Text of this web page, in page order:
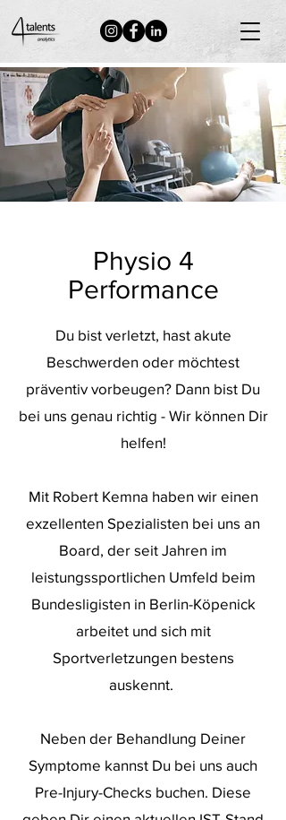
Neuigkeiten
Physio 4
Performance
Du bist verletzt, hast akute
Beschwerden oder möchtest
präventiv vorbeugen? Dann bist Du
bei uns genau richtig - Wir können Dir
helfen!
Mit Robert Kemna haben wir einen
exzellenten Spezialisten bei uns an
Board, der seit Jahren im
leistungssportlichen Umfeld beim
Bundesligisten in Berlin-Köpenick
arbeitet und sich mit
Sportverletzungen bestens
auskennt.
Neben der Behandlung Deiner
Symptome kannst Du bei uns auch
Pre-Injury-Checks buchen. Diese